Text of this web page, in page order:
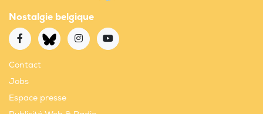
Nostalgie belgique
Contact
Jobs
Espace presse